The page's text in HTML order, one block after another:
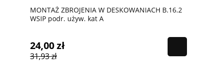
MONTAŻ ZBROJENIA W DESKOWANIACH B.16.2
WSIP podr. używ. kat A
24,00 zł
31,93 zł